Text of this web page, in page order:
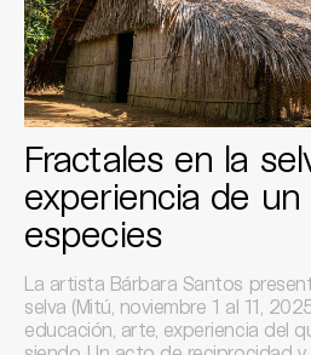
Fractales en la
experiencia de
especies
La artista Bárbara Santos
selva (Mitú, noviembre 1 al 11,
educación, arte, experiencia del